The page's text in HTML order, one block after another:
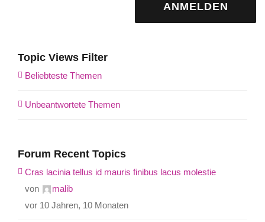
ANMELDEN
Topic Views Filter
Beliebteste Themen
Unbeantwortete Themen
Forum Recent Topics
Cras lacinia tellus id mauris finibus lacus molestie
von
malib
vor 10 Jahren, 10 Monaten